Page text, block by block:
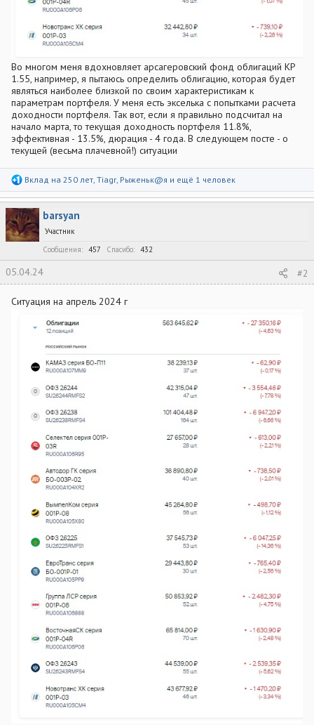
Во многом меня вдохновляет арсагеровский фонд облигаций КР
1.55, например, я пытаюсь определить облигацию, которая будет
являться наиболее близкой по своим характеристикам к
параметрам портфеля. У меня есть экселька с попытками расчета
доходности портфеля. Так вот, если я правильно подсчитал на
начало марта, то текущая доходность портфеля 11.8%,
эффективная - 13.5%, дюрация - 4 года. В следующем посте - о
текущей (весьма плачевной!) ситуации
Р
а
к
ц
и
и
Вклад на 250 лет Tiagr Рыженьк@я и ещё 1 человек
barsyan
Участник
Сообщения
457 Спасибо 432
05.04.24 #2
Ситуация на апрель 2024 г